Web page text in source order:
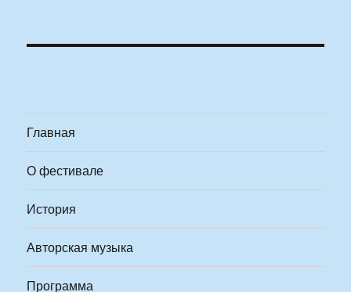
Главная
О фестивале
История
Авторская музыка
Программа